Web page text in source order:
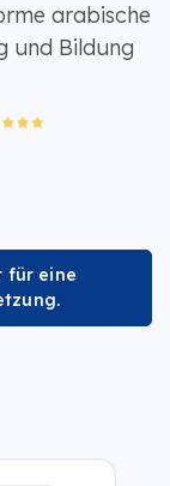
arabische
und Bildung
für eine